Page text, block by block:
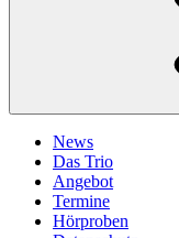
News
Das Trio
Angebot
Termine
Hörproben